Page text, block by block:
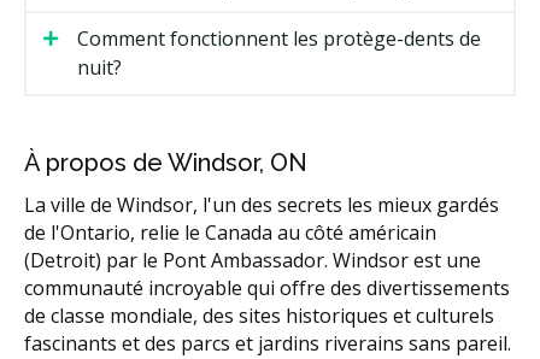
Comment fonctionnent les protège-dents de
nuit?
À propos de Windsor, ON
La ville de Windsor, l'un des secrets les mieux gardés
de l'Ontario, relie le Canada au côté américain
(Detroit) par le Pont Ambassador. Windsor est une
communauté incroyable qui offre des divertissements
de classe mondiale, des sites historiques et culturels
fascinants et des parcs et jardins riverains sans pareil.